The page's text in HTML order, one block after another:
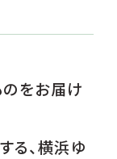
をお届け
る、横浜ゆ